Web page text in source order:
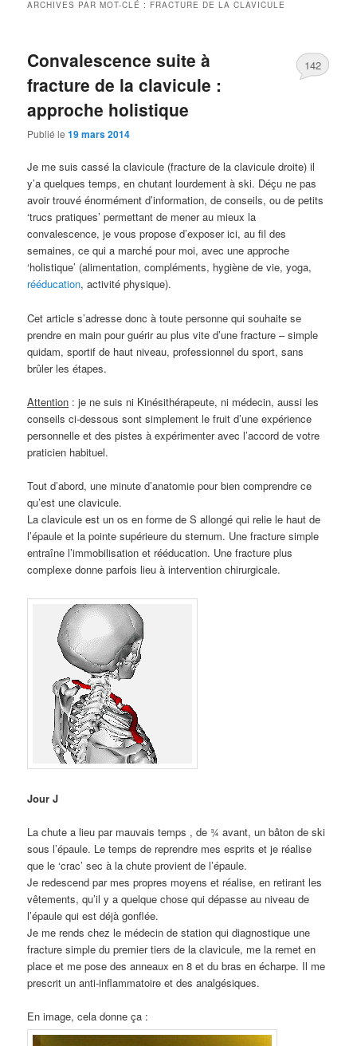
ARCHIVES PAR MOT-CLÉ : FRACTURE DE LA CLAVICULE
Convalescence suite à
fracture de la clavicule :
approche holistique
Publié le19 mars 2014
142
Je me suis cassé la clavicule (fracture de la clavicule droite) il
y’a quelques temps, en chutant lourdement à ski. Déçu ne pas
avoir trouvé énormément d’information, de conseils, ou de petits
‘trucs pratiques’ permettant de mener au mieux la
convalescence, je vous propose d’exposer ici, au fil des
semaines, ce qui a marché pour moi, avec une approche
‘holistique’ (alimentation, compléments, hygiène de vie, yoga,
rééducation, activité physique).
Cet article s’adresse donc à toute personne qui souhaite se
prendre en main pour guérir au plus vite d’une fracture – simple
quidam, sportif de haut niveau, professionnel du sport, sans
brûler les étapes.
Attention : je ne suis ni Kinésithérapeute, ni médecin, aussi les
conseils ci-dessous sont simplement le fruit d’une expérience
personnelle et des pistes à expérimenter avec l’accord de votre
praticien habituel.
Tout d’abord, une minute d’anatomie pour bien comprendre ce
qu’est une clavicule.
La clavicule est un os en forme de S allongé qui relie le haut de
l’épaule et la pointe supérieure du sternum. Une fracture simple
entraîne l’immobilisation et rééducation. Une fracture plus
complexe donne parfois lieu à intervention chirurgicale.
Jour J
La chute a lieu par mauvais temps , de ¾ avant, un bâton de ski
sous l’épaule. Le temps de reprendre mes esprits et je réalise
que le ‘crac’ sec à la chute provient de l’épaule.
Je redescend par mes propres moyens et réalise, en retirant les
vêtements, qu’il y a quelque chose qui dépasse au niveau de
l’épaule qui est déjà gonflée.
Je me rends chez le médecin de station qui diagnostique une
fracture simple du premier tiers de la clavicule, me la remet en
place et me pose des anneaux en 8 et du bras en écharpe. Il me
prescrit un anti-inflammatoire et des analgésiques.
En image, cela donne ça :